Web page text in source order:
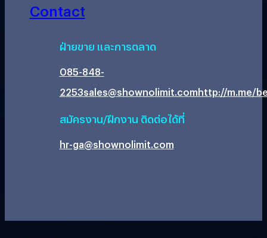
Contact
ฝ่ายขาย และการตลาด
085-848-
2253sales@shownolimit.comhttp://m.me/
สมัครงาน/ฝึกงาน ติดต่อได้ที่
hr-ga@shownolimit.com